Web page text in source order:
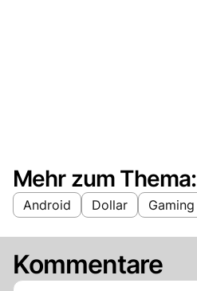
Mehr zum Thema:
Android Dollar Gaming
Kommentare